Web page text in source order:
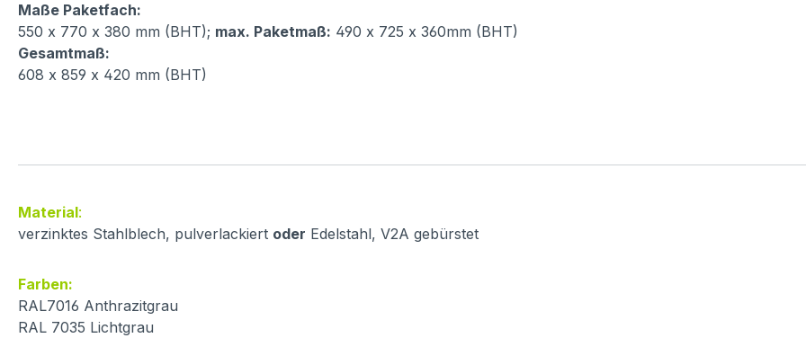
Maße Paketfach:
550 x 770 x 380 mm (BHT); max. Paketmaß: 490 x 725 x 360mm (BHT)
Gesamtmaß:
608 x 859 x 420 mm (BHT)
Material:
verzinktes Stahlblech, pulverlackiert oder Edelstahl, V2A gebürstet
Farben:
RAL7016 Anthrazitgrau
RAL 7035 Lichtgrau